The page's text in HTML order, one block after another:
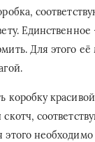
Для этого
коробку
необходимо